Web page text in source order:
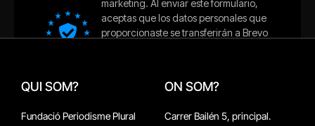
QUI SOM?
Fundació Periodisme Plural
ON SOM?
Carrer Bailén 5, principal.